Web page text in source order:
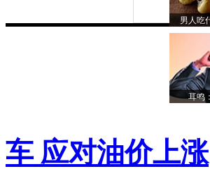
男人吃
耳鸣
车 应对油价上涨